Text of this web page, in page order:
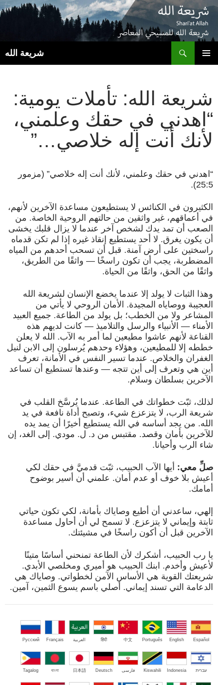
شريعة الله
شريعة الله: تأملات يومية:
“اهدني في حقك وعلمني،
لأنك أنت إله خلاصي…”
“اهدني في حقك وعلمني، لأنك أنت إله خلاصي” (مزمور
25:5).
الكثيرون في الكنائس لا يستطيعون مساعدة الآخرين لأنهم،
في أعماقهم، غير واثقين من حالتهم الروحية الخاصة. من
الصعب أن تمد يدك لشخص آخر عندما لا يزال قلبك يخشى
أن يكون يغرق. لا أحد يستطيع إنقاذ غيره إذا لم تكن قدماه
راسختين على أرض آمنة. قبل أن تسحب أحدهم من المياه
المضطربة، يجب أن تكون راسخًا — واثقًا من الطريق،
واثقًا من الحق، واثقًا من الحياة.
وهذا الثبات لا يولد إلا عندما يخضع الإنسان لشريعة الله
العجيبة ووصاياه المجيدة. الأمان الروحي لا يأتي من
المشاعر ولا من الخطب؛ بل يولد من الطاعة. جميع العبيد
الأمناء — الأنبياء والرسل والتلاميذ — كانت لديهم هذه
القناعة لأنهم عاشوا مطيعين لما أمر به الآب. الله لا يعلن
خططه إلا للمطيعين، وهؤلاء وحدهم يُرسلون إلى الابن لنيل
الغفران والخلاص. عندما تسير النفس في الأمانة، تعرف
أين هي وتعرف إلى أين تتجه — وعندها تستطيع أن تساعد
الآخرين بسلطان وسلام.
لذلك، ثبّت خطواتك في الطاعة. عندما يُرسَّخ القلب في
شريعة الرب، لا يتزعزع شيء، وتصبح أداة نافعة في يد
الله. من يجد أساسه في الله يستطيع أخيرًا أن يمد يده
للآخرين بأمان وقصد. مقتبس من د. ل. مودي. إلى الغد، إن
شاء الرب وأحيانا.
صلِّ معي: أيها الآب الحبيب، ثبّت قدميَّ في حقك لكي
أعيش بلا خوف أو عدم أمان. علمني أن أسير بوضوح
أمامك.
إلهي، ساعدني أن أطيع وصاياك بأمانة، لكي تكون حياتي
ثابتة وإيماني لا يتزعزع. لا تسمح لي أن أحاول مساعدة
الآخرين قبل أن أكون راسخًا في مشيئتك.
يا رب الحبيب، أشكرك لأن الطاعة تمنحني أساسًا متينًا
لأعيش وأخدم. ابنك الحبيب هو أميري ومخلصي الأبدي.
شريعتك القوية هي الأساس الآمن لخطواتي. وصاياك هي
الدعامة التي تسند إيماني. أصلي باسم يسوع الثمين، آمين.
Español
English
Português
中文
हिंदी العربية Français
Русский
עברית Indonesia
Kiswahili فارسی Deutsch
日本語
বাংলা
Tagalog